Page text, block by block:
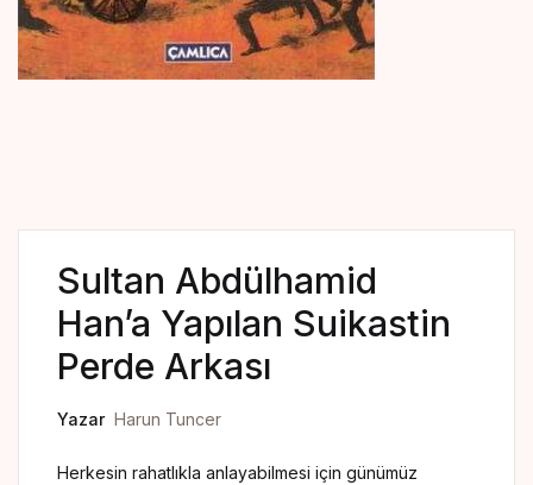
Tercüme Eserler
Süreli Yayınlar
İnsan ve Hayat Dergisi
Çamlıca Çocuk Dergisi
Sultan Abdülhamid
Han’a Yapılan Suikastin
Perde Arkası
Yazar Harun Tuncer
Herkesin rahatlıkla anlayabilmesi için günümüz